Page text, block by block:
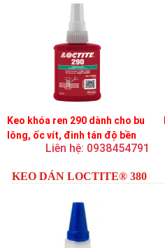
Keo khóa ren 290 dành cho bu
lông, ốc vít, đinh tán độ bền
trung bình, độ nhớt thấp
Liên hệ: 0938454791
KEO DÁN LOCTITE® 380